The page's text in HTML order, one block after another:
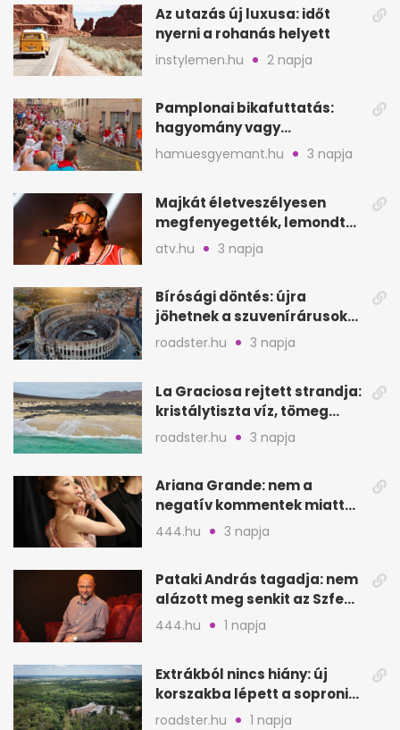
Az utazás új luxusa: időt
nyerni a rohanás helyett
instylemen.hu 2 napja
Pamplonai bikafuttatás:
hagyomány vagy
értelmetlen vérontás?
hamuesgyemant.hu 3 napja
Majkát életveszélyesen
megfenyegették, lemondta
a sepsiszentgyörgyi
atv.hu 3 napja
Bírósági döntés: újra
jöhetnek a szuvenírárusok
Európa ikonikus helyére
roadster.hu 3 napja
La Graciosa rejtett strandja:
kristálytiszta víz, tömeg
nélkül
roadster.hu 3 napja
Ariana Grande: nem a
negatív kommentek miatt
vonul vissza
444.hu 3 napja
Pataki András tagadja: nem
alázott meg senkit az Szfe
felvételijén
444.hu 1 napja
Extrákból nincs hiány: új
korszakba lépett a soproni
Fagus Hotel
roadster.hu 1 napja